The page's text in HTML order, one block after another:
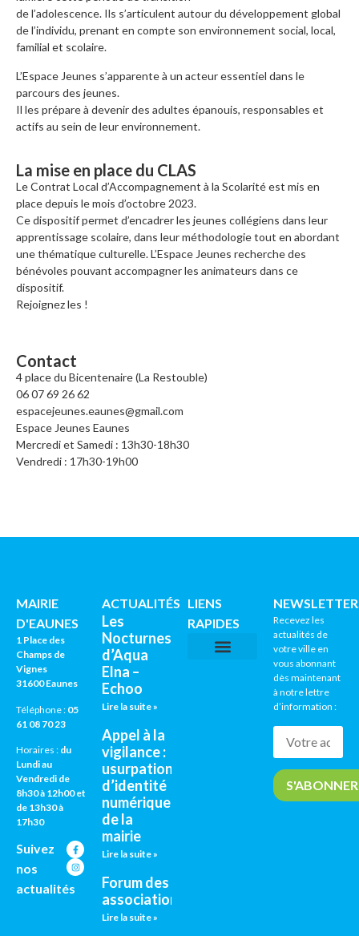
de l’adolescence. Ils s’articulent autour du développement global
de l’individu, prenant en compte son environnement social, local,
familial et scolaire.
L’Espace Jeunes s’apparente à un acteur essentiel dans le
parcours des jeunes.
Il les prépare à devenir des adultes épanouis, responsables et
actifs au sein de leur environnement.
La mise en place du CLAS
Le Contrat Local d’Accompagnement à la Scolarité est mis en
place depuis le mois d’octobre 2023.
Ce dispositif permet d’encadrer les jeunes collégiens dans leur
apprentissage scolaire, dans leur méthodologie tout en abordant
une thématique culturelle. L’Espace Jeunes recherche des
bénévoles pouvant accompagner les animateurs dans ce
dispositif.
Rejoignez les !
Contact
4 place du Bicentenaire (La Restouble)
06 07 69 26 62
espacejeunes.eaunes@gmail.com
Espace Jeunes Eaunes
Mercredi et Samedi : 13h30-18h30
Vendredi : 17h30-19h00
MAIRIE
D'EAUNES
1 Place des
Champs de
Vignes
31600 Eaunes
Téléphone : 05
61 08 70 23
Horaires : du
Lundi au
Vendredi de
8h30 à 12h00 et
de 13h30 à
17h30
Suivez
nos
actualités
ACTUALITÉS
Les
Nocturnes
d’Aqua
Elna –
Echoo
Lire la suite »
Appel à la
vigilance :
usurpation
d’identité
numérique
de la
mairie
Lire la suite »
Forum des
associations
Lire la suite »
LIENS
RAPIDES
Recevez les
actualités de
votre ville en
vous abonnant
dès maintenant
à notre lettre
d’information :